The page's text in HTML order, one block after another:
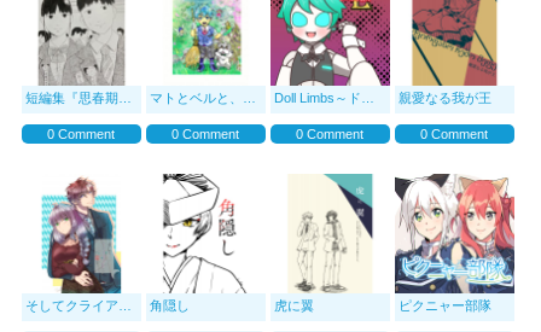
短編集『思春期とおじさん』
0 Comment
マトとベルと、不思議な森
0 Comment
Doll Limbs～ドールリムズ～
0 Comment
親愛なる我が王
0 Comment
そしてクライアントに恋をした
角隠し 虎に翼 ピクニャー部隊